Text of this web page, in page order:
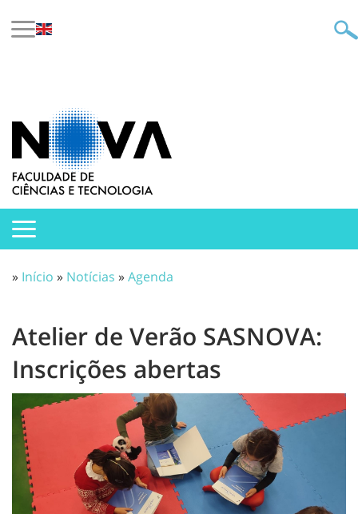
» Início » Notícias »Agenda
Atelier de Verão SASNOVA:
Inscrições abertas